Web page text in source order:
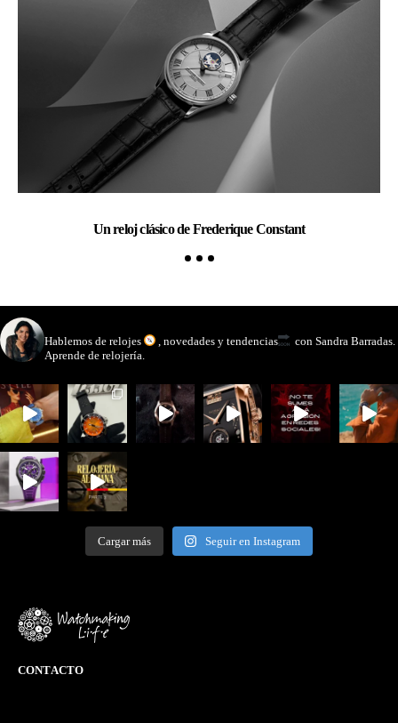
Un reloj clásico de Frederique Constant
Hablemos de relojes , novedades y tendencias
con Sandra Barradas.
Aprende de relojería.
Cargar más Seguir en Instagram
CONTACTO